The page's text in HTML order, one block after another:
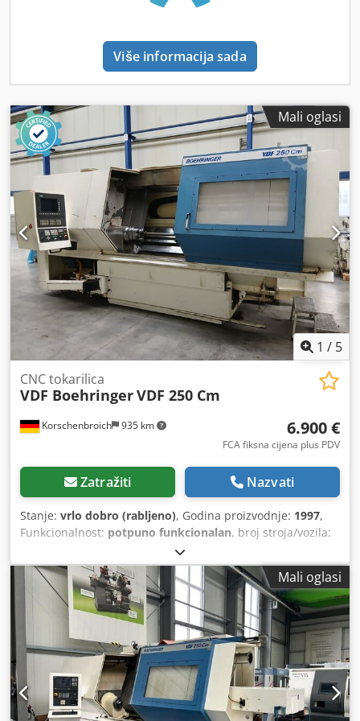
Više informacija sada
Mali oglasi
1 / 5
Korschenbroich 935 km
CNC tokarilica
VDF BoehringerVDF 250 Cm
6.900 €
FCA fiksna cijena plus PDV
Zatražiti Nazvati
Stanje: vrlo dobro (rabljeno), Godina proizvodnje: 1997,
Funkcionalnost: potpuno funkcionalan, broj stroja/vozila:
, Rabljeni CNC tokarski stroj Marka:
Boehringer Tip: VDF 250 cm Godina izgradnje: 1997 VDF
Boehringer 250C Stroj ima sljedeću opremu Duljina
tokarenja 1000 mm Bez kontravršilice Pogonjeni alati
Specijalna indeksna stezna glava Siemensova 840C
kontrola Boehringer VDF 250 Cm je CNC tokarski stroj
dizajniran za obradu steznih dijelova. Karakterizira ga
robusna konstrukcija i precizne mogućnosti obrade.
Tehnički podaci (modelna godina 1997.) Radno područje:
Promjer zamaha iznad kreveta: 550 mm Promjer zamaha
Mali oglasi